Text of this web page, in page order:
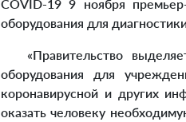
COVID-19 9 ноября
оборудования для
«Правительство
оборудования для
коронавирусной и других
оказать человеку